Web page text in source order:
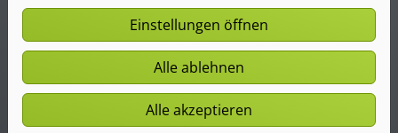
Zentrale Wohnraumlüftung
Einstellungen öffnen
Alle ablehnen
Alle akzeptieren